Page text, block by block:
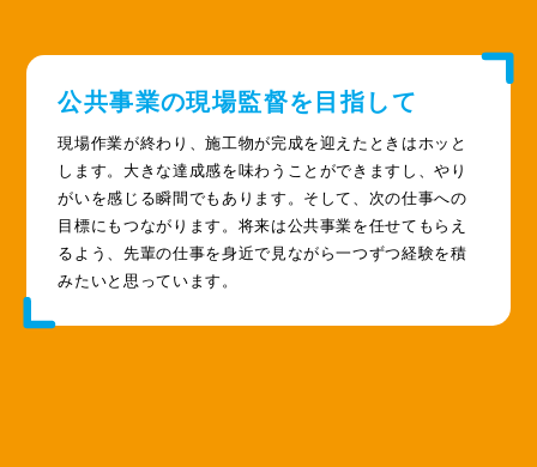
公共事業の現場監督を目指して
現場作業が終わり、施工物が完成を迎えたときはホッと
します。大きな達成感を味わうことができますし、やり
がいを感じる瞬間でもあります。そして、次の仕事への
目標にもつながります。将来は公共事業を任せてもらえ
るよう、先輩の仕事を身近で見ながら一つずつ経験を積
みたいと思っています。